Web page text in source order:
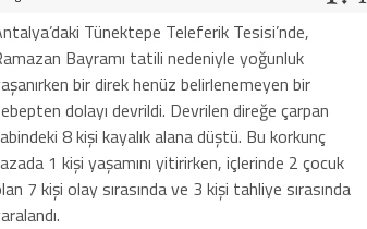
Tünektepe Teleferik Tesisi’nde,
Bayramı tatili nedeniyle yoğunluk
bir direk henüz belirlenemeyen bir
dolayı devrildi. Devrilen direğe çarpan
8 kişi kayalık alana düştü. Bu korkunç
1 kişi yaşamını yitirirken, içlerinde 2 çocuk
7 kişi olay sırasında ve 3 kişi tahliye sırasında